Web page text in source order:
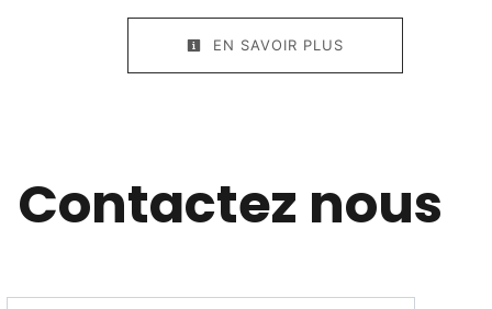
EN SAVOIR PLUS
Contactez nous